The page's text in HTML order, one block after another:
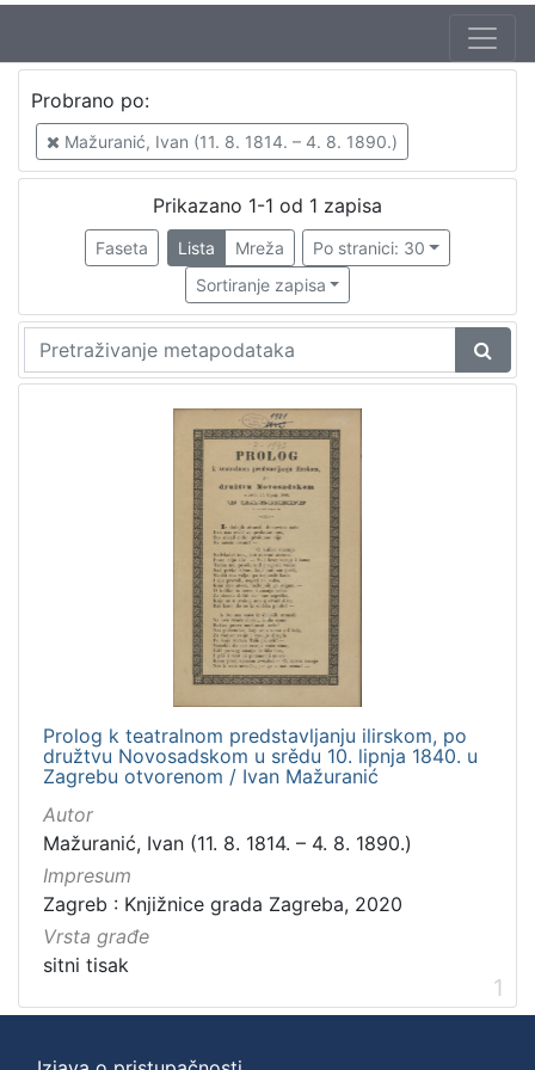
Jezik
hrvatski
Sitni tisak
Probrano po:
Mažuranić, Ivan (11. 8. 1814. – 4. 8. 1890.)
Prikazano 1-1 od 1 zapisa
Faseta Lista Mreža
Po stranici: 30
Sortiranje zapisa
Prolog k teatralnom predstavljanju ilirskom, po
družtvu Novosadskom u srědu 10. lipnja 1840. u
Zagrebu otvorenom / Ivan Mažuranić
Autor
Mažuranić, Ivan (11. 8. 1814. – 4. 8. 1890.)
Impresum
Zagreb : Knjižnice grada Zagreba, 2020
Vrsta građe
sitni tisak
1